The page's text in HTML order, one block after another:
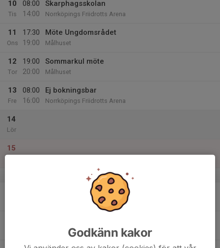
10
Tis
08:00
14:00
Skarphagsskolan
Norrköpings Friidrotts Arena
11
Ons
17:30
19:00
Möte Ungdomsrådet
Målhuset
12
Tor
19:00
20:00
Sommarkul möte
Målhuset
13
Fre
08:00
16:00
Ej bokningsbar
Norrköpings Friidrotts Arena
14
Lör
15
v.25
Sommarkul Vecka 25
Norrköpings Friidrotts Arena
Norrköpings Friidrotts Arena
Godkänn kakor